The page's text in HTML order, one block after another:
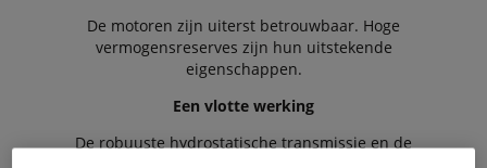
De motoren zijn uiterst betrouwbaar. Hoge
vermogensreserves zijn hun uitstekende
eigenschappen.
Een vlotte werking
De robuuste hydrostatische transmissie en de